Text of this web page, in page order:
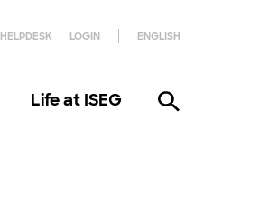
HELPDESK LOGIN ENGLISH
Life at ISEG